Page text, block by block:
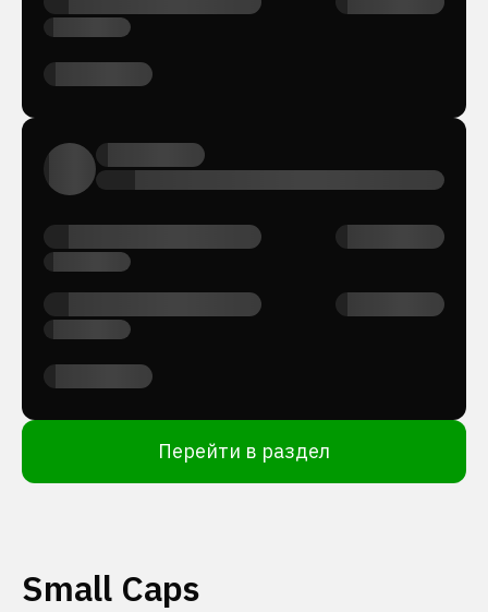
Перейти в раздел
Small Caps